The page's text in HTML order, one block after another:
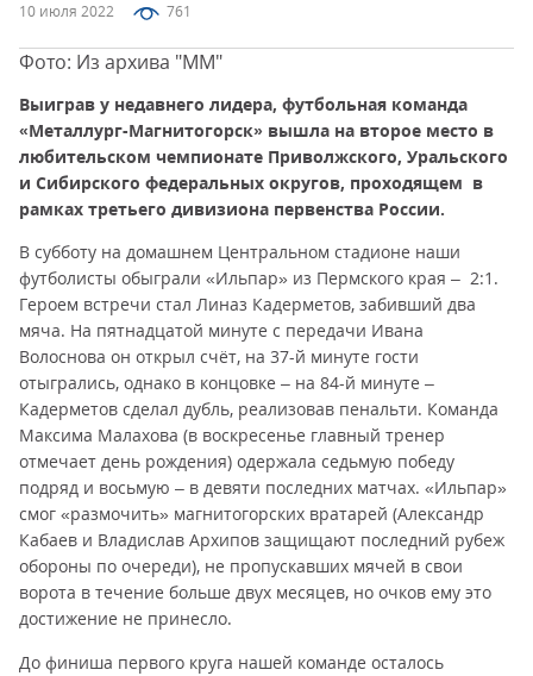
10 июля 2022 761
Фото: Из архива "ММ"
Выиграв у недавнего лидера, футбольная команда
«Металлург-Магнитогорск» вышла на второе место в
любительском чемпионате Приволжского, Уральского
и Сибирского федеральных округов, проходящем в
рамках третьего дивизиона первенства России.
В субботу на домашнем Центральном стадионе наши
футболисты обыграли «Ильпар» из Пермского края – 2:1.
Героем встречи стал Линаз Кадерметов, забивший два
мяча. На пятнадцатой минуте с передачи Ивана
Волоснова он открыл счёт, на 37-й минуте гости
отыгрались, однако в концовке – на 84-й минуте –
Кадерметов сделал дубль, реализовав пенальти. Команда
Максима Малахова (в воскресенье главный тренер
отмечает день рождения) одержала седьмую победу
подряд и восьмую – в девяти последних матчах. «Ильпар»
смог «размочить» магнитогорских вратарей (Александр
Кабаев и Владислав Архипов защищают последний рубеж
обороны по очереди), не пропускавших мячей в свои
ворота в течение больше двух месяцев, но очков ему это
достижение не принесло.
До финиша первого круга нашей команде осталось